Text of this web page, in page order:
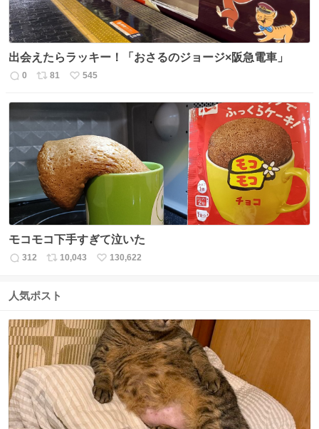
出会えたらラッキー！「おさるのジョージ×阪急電車」
返
0
リ
ス
ト
数
81
い
数
545
モコモコ下手すぎて泣いた
返
数
312
リ
ス
数
10,043
い
130,622
人気ポスト